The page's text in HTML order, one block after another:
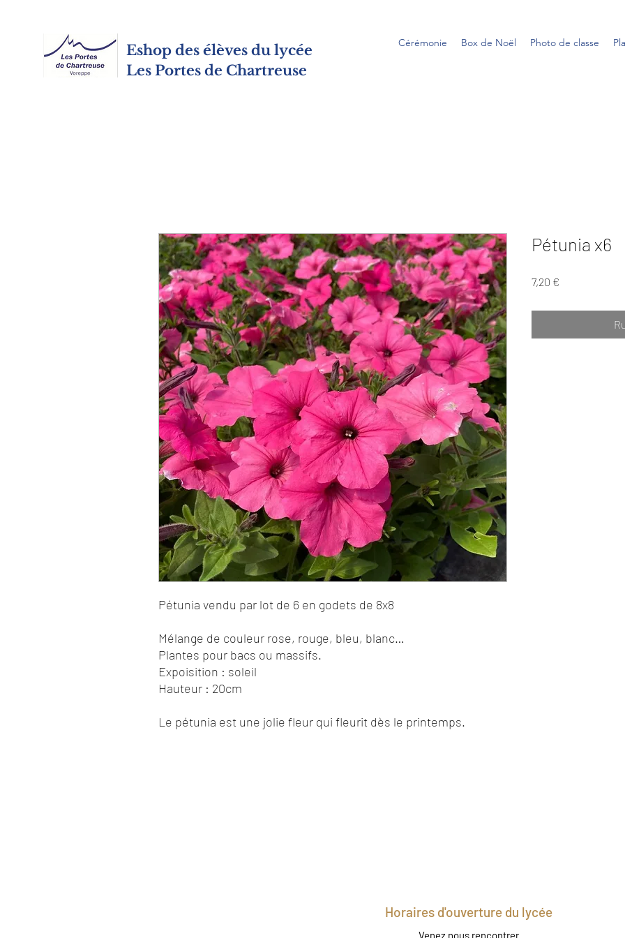
Eshop des élèves du lycée
Les Portes de Chartreuse
Cérémonie Box de Noël Photo de classe
Pétunia vendu par lot de 6 en godets de 8x8
Mélange de couleur rose, rouge, bleu, blanc…
Plantes pour bacs ou massifs.
Expoisition : soleil
Hauteur : 20cm
Le pétunia est une jolie fleur qui fleurit dès le printemps.
Pétunia x6
7,20 €
Horaires d'ouverture du lycée
Venez nous rencontrer